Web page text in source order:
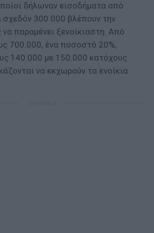
δήλωναν εισοδήματα από
σχεδόν 300.000 βλέπουν την
να παραμένει ξενοίκιαστη. Από
700.000, ένα ποσοστό 20%,
140.000 με 150.000 κατόχους
να εκχωρούν τα ενοίκια